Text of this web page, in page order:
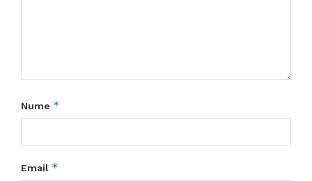
Nume *
Email *